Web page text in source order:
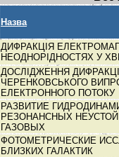
Назва
ДИФРАКЦІЯ
НЕОДНОРІДНОСТЯХ У
ДОСЛІДЖЕННЯ
ЧЕРЕНКОВСЬКОГО
ЕЛЕКТРОННОГО ПОТОКУ
РАЗВИТИЕ
РЕЗОНАНСНЫХ
ГАЗОВЫХ
ФОТОМЕТРИЧЕСКИЕ
БЛИЗКИХ ГАЛАКТИК